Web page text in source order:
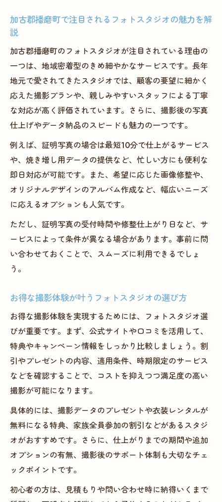
加古郡播磨町で注目されるフォトスタジオの魅力を解
説
加古郡播磨町のフォトスタジオが注目されている理由の
一つは、地域密着型のきめ細やかなサービスです。長年
地元で愛されてきたスタジオでは、顧客の要望に細かく
応えた撮影プランや、親しみやすいスタッフによる丁寧
な対応が高く評価されています。さらに、撮影後の写真
仕上げやデータ納品のスピードも魅力の一つです。
例えば、証明写真の場合は最短10分で仕上がるサービス
や、焼き増し用データの提供など、忙しい方にも便利な
即日対応が可能です。また、希望に応じた画像修整や、
オリジナルデザインのアルバム作成など、幅広いニーズ
に応えるオプションも人気です。
ただし、証明写真の受付時間や修整仕上がり日など、サ
ービスによって条件が異なる場合があります。事前に問
い合わせておくことで、スムーズに利用できるでしょ
う。
お得な撮影体験が叶うフォトスタジオの選び方
お得な撮影体験を実現するためには、フォトスタジオ選
びが重要です。まず、公式サイトや口コミを活用して、
特典やキャンペーン情報をしっかり比較しましょう。割
引やプレゼントの内容、適用条件、時期限定のサービス
などを確認することで、コストを抑えつつ満足度の高い
撮影が可能になります。
具体的には、撮影データのプレゼントや衣装レンタルが
無料になる特典、家族全員参加の割引などがあるスタジ
オがおすすめです。さらに、仕上がりまでの期間や追加
オプションの有無、撮影後のサポート体制も大切なチェ
ックポイントです。
初心者の方は、見積もりや問い合わせ時に納得いくまで